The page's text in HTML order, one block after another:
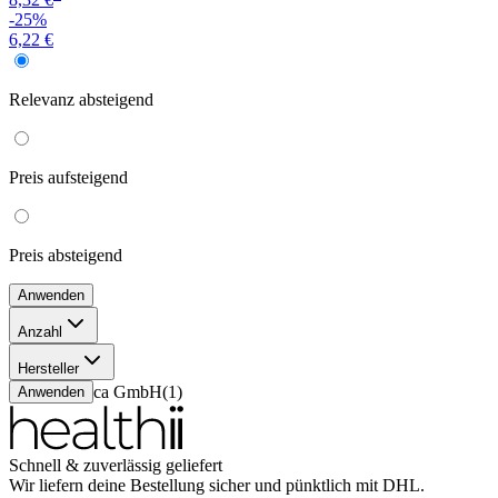
-25%
6,22 €
Relevanz absteigend
Preis aufsteigend
Preis absteigend
Anwenden
Anzahl
Hersteller
Südmedica GmbH(1)
Anwenden
Schnell & zuverlässig geliefert
Wir liefern deine Bestellung sicher und pünktlich mit DHL.